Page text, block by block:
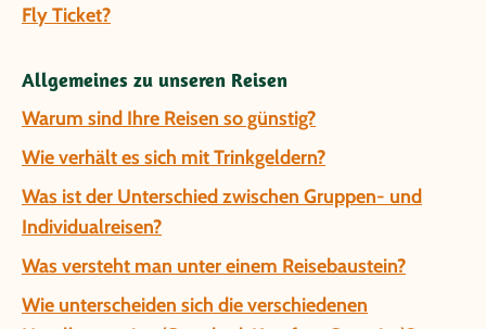
Fly Ticket?
Allgemeines zu unseren Reisen
Warum sind Ihre Reisen so günstig?
Wie verhält es sich mit Trinkgeldern?
Was ist der Unterschied zwischen Gruppen- und
Individualreisen?
Was versteht man unter einem Reisebaustein?
Wie unterscheiden sich die verschiedenen